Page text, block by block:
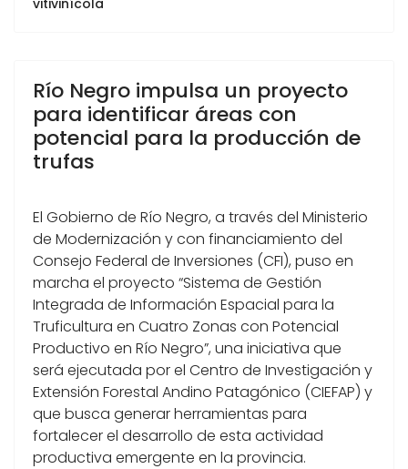
vitivinícola
Río Negro impulsa un proyecto
para identificar áreas con
potencial para la producción de
trufas
El Gobierno de Río Negro, a través del Ministerio
de Modernización y con financiamiento del
Consejo Federal de Inversiones (CFI), puso en
marcha el proyecto “Sistema de Gestión
Integrada de Información Espacial para la
Truficultura en Cuatro Zonas con Potencial
Productivo en Río Negro”, una iniciativa que
será ejecutada por el Centro de Investigación y
Extensión Forestal Andino Patagónico (CIEFAP) y
que busca generar herramientas para
fortalecer el desarrollo de esta actividad
productiva emergente en la provincia.